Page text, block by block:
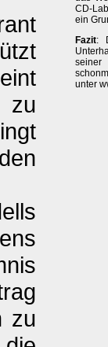
zu
zu
CD-
ein
Fazit:
seiner
unter